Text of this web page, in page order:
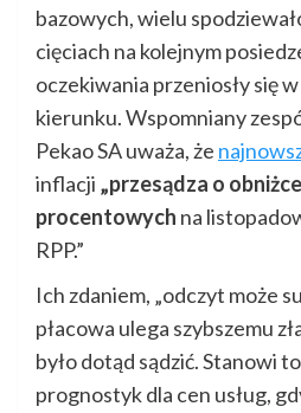
bazowych, wielu
cięciach na kolejnym
oczekiwania przeniosły się
kierunku. Wspomniany
Pekao SA uważa, że
inflacji „przesądza o
procentowych na
RPP.”
Ich zdaniem, „odczyt może
płacowa ulega szybszemu
było dotąd sądzić. Stanowi
prognostyk dla cen usług,